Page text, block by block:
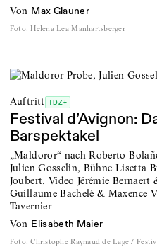
von Max Glauner
Foto: Helena Lea Manhartsberger
Auftritt TDZ+
Festival d’Avignon:
Barspektakel
„Maldoror“ nach Roberto
Julien Gosselin, Bühne Lisetta
Joubert, Video Jérémie
Guillaume Bachelé & Maxence
Tavernier
von Elisabeth Maier
Foto: Christophe Raynaud de Lage /